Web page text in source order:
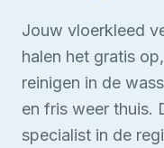
Jouw vloerkleed
halen het gratis
reinigen in de
en fris weer thuis.
specialist in de